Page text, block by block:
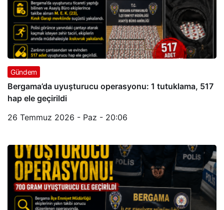
Gündem
Bergama’da uyuşturucu operasyonu: 1 tutuklama, 517
hap ele geçirildi
26 Temmuz 2026 - Paz - 20:06